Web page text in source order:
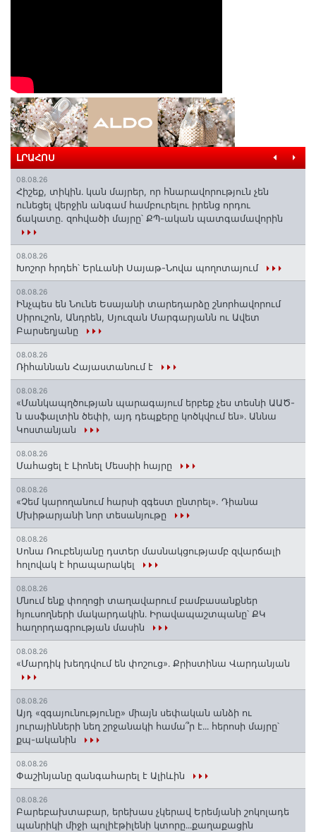
ԼՐԱՀՈՍ
08.08.26
Հիշեք, տիկին․ կան մայրեր, որ հնարավորություն չեն
ունեցել վերջին անգամ համբուրելու իրենց որդու
ճակատը. զոհվածի մայրը՝ ՔՊ-ական պատգամավորին
08.08.26
Խոշոր հրդեհ՝ Երևանի Սայաթ-Նովա պողոտայում
08.08.26
Ինչպես են Նունե Եսայանի տարեդարձը շնորհավորում
Սիրուշոն, Անդրեն, Սյուզան Մարգարյանն ու Ավետ
Բարսեղյանը
08.08.26
Ռիհաննան Հայաստանում է
08.08.26
«Մանկապղծության պարագայում երբեք չես տեսնի ԱԱԾ-
ն ասֆալտին ծեփի, այդ դեպքերը կոծկվում են»․ Աննա
Կոստանյան
08.08.26
Մահացել է Լիոնել Մեսսիի հայրը
08.08.26
«Չեմ կարողանում հարսի զգեստ ընտրել». Դիանա
Մխիթարյանի նոր տեսանյութը
08.08.26
Սոնա Ռուբենյանը դստեր մասնակցությամբ զվարճալի
հոլովակ է հրապարակել
08.08.26
Մնում ենք փողոցի տաղավարում բամբասանքներ
հյուսողների մակարդակին․ Իրավապաշտպանը՝ ՔԿ
հաղորդագրության մասին
08.08.26
«Մարդիկ խեղդվում են փոշուց»․ Քրիստինա Վարդանյան
08.08.26
Այդ «զգայունությունը» միայն սեփական անձի ու
յուրայինների նեղ շրջանակի համա՞ր է․․․ հերոսի մայրը՝
քպ-ականին
08.08.26
Փաշինյանը զանգահարել է Ալիևին
08.08.26
Բարեբախտաբար, երեխաս չկերավ Երեմյանի շոկոլադե
պանրիկի միջի պոլիէթիլենի կտորը․․․քաղաքացին